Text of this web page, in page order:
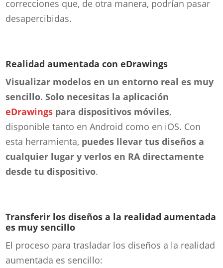
correcciones que, de otra manera, podrían pasar
desapercibidas.
Realidad aumentada con eDrawings
Visualizar modelos en un entorno real es muy
sencillo. Solo necesitas la aplicación
eDrawings para dispositivos móviles,
disponible tanto en Android como en iOS. Con
esta herramienta, puedes llevar tus diseños a
cualquier lugar y verlos en RA directamente
desde tu dispositivo.
Transferir los diseños a la realidad aumentada
es muy sencillo
El proceso para trasladar los diseños a la realidad
aumentada es sencillo: